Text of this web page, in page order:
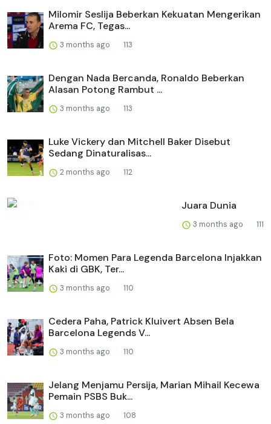
Milomir Seslija Beberkan Kekuatan Mengerikan
Arema FC, Tegas...
3 months ago 113
Dengan Nada Bercanda, Ronaldo Beberkan
Alasan Potong Rambut ...
3 months ago 113
Luke Vickery dan Mitchell Baker Disebut
Sedang Dinaturalisas...
2 months ago 112
Juara Dunia
3 months ago 111
Foto: Momen Para Legenda Barcelona Injakkan
Kaki di GBK, Ter...
3 months ago 110
Cedera Paha, Patrick Kluivert Absen Bela
Barcelona Legends V...
3 months ago 110
Jelang Menjamu Persija, Marian Mihail Kecewa
Pemain PSBS Buk...
3 months ago 108